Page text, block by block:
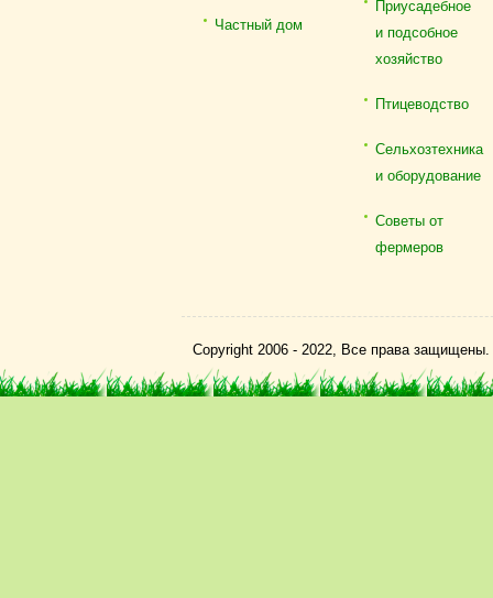
Частный дом
Приусадебное
и подсобное
хозяйство
Птицеводство
Сельхозтехника
и оборудование
Советы от
фермеров
Copyright 2006 - 2022, Все права защищены.